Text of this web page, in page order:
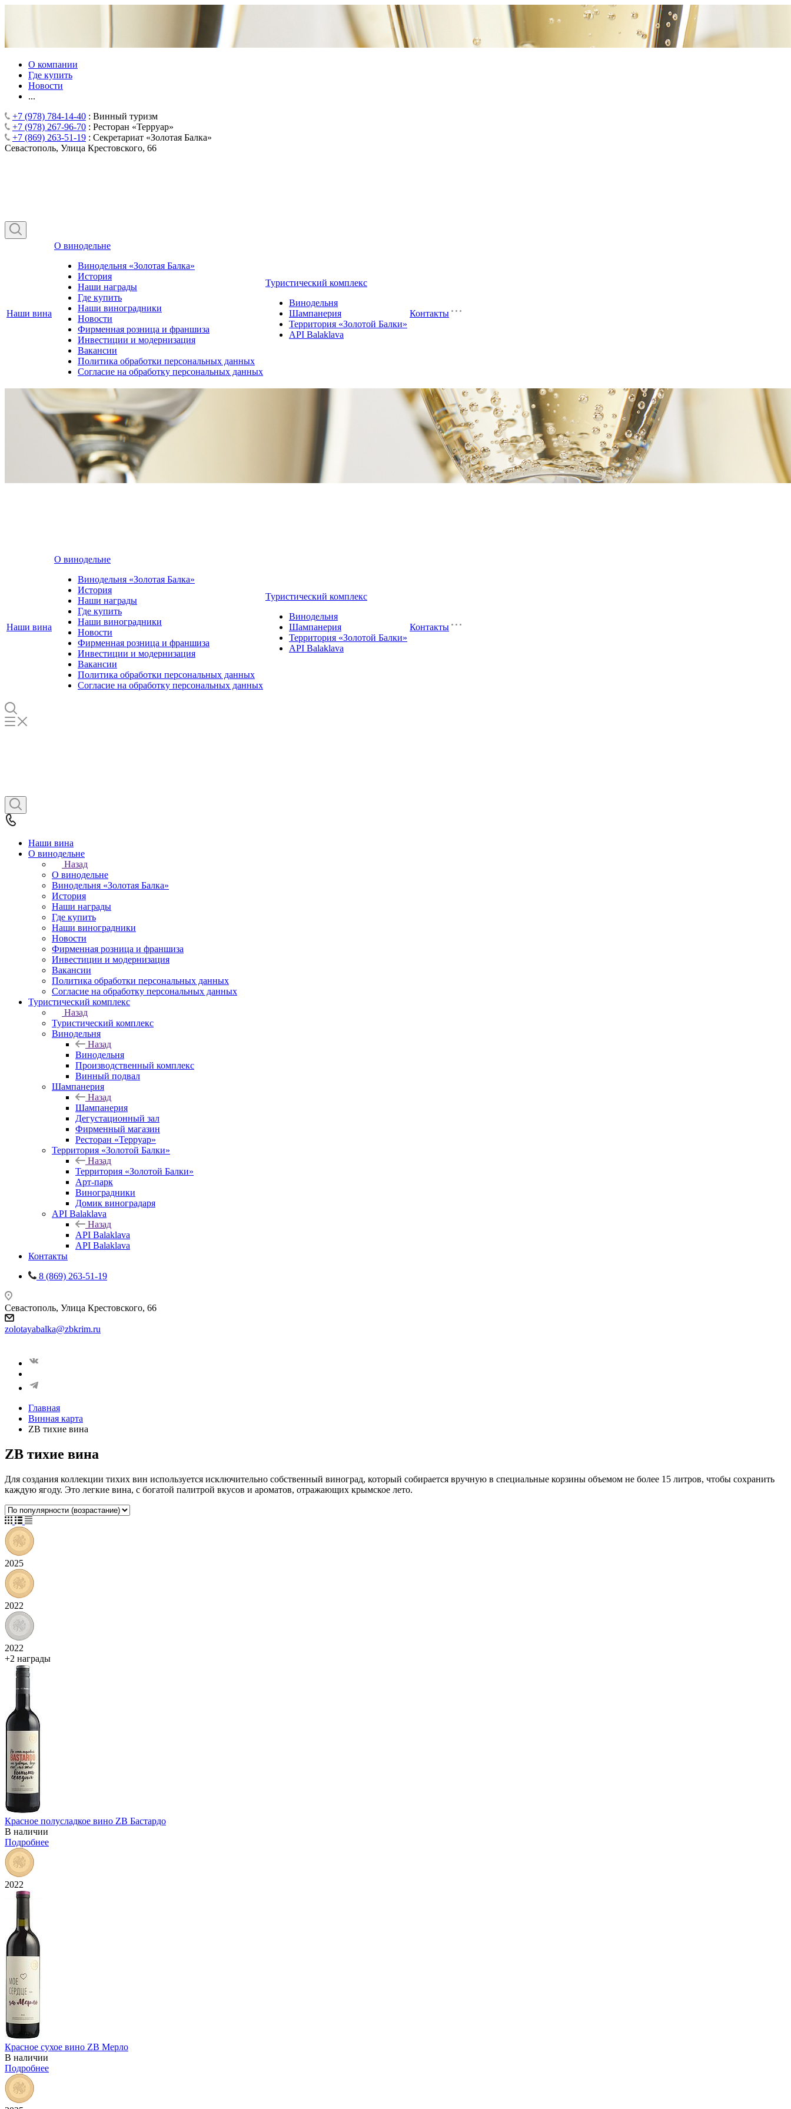
О компании
Где купить
Новости
...
+7 (978) 784-14-40 : Винный туризм
+7 (978) 267-96-70 : Ресторан «Терруар»
+7 (869) 263-51-19 : Секретариат «Золотая Балка»
Севастополь, Улица Крестовского, 66
Наши вина
О винодельне
Винодельня «Золотая Балка»
История
Наши награды
Где купить
Наши виноградники
Новости
Фирменная розница и франшиза
Инвестиции и модернизация
Вакансии
Политика обработки персональных данных
Согласие на обработку персональных данных
Туристический комплекс
Винодельня
Шампанерия
Территория «Золотой Балки»
API Balaklava
Контакты
Наши вина
О винодельне
Винодельня «Золотая Балка»
История
Наши награды
Где купить
Наши виноградники
Новости
Фирменная розница и франшиза
Инвестиции и модернизация
Вакансии
Политика обработки персональных данных
Согласие на обработку персональных данных
Туристический комплекс
Винодельня
Шампанерия
Территория «Золотой Балки»
API Balaklava
Контакты
Наши вина
О винодельне
Назад
О винодельне
Винодельня «Золотая Балка»
История
Наши награды
Где купить
Наши виноградники
Новости
Фирменная розница и франшиза
Инвестиции и модернизация
Вакансии
Политика обработки персональных данных
Согласие на обработку персональных данных
Туристический комплекс
Назад
Туристический комплекс
Винодельня
Назад
Винодельня
Производственный комплекс
Винный подвал
Шампанерия
Назад
Шампанерия
Дегустационный зал
Фирменный магазин
Ресторан «Терруар»
Территория «Золотой Балки»
Назад
Территория «Золотой Балки»
Арт-парк
Виноградники
Домик виноградаря
API Balaklava
Назад
API Balaklava
API Balaklava
Контакты
8 (869) 263-51-19
Севастополь, Улица Крестовского, 66
zolotayabalka@zbkrim.ru
Главная
Винная карта
ZB тихие вина
ZB тихие вина
Для создания коллекции тихих вин используется исключительно собственный виноград, который собирается вручную в специальные корзины объемом не более 15 литров, чтобы сохранить
каждую ягоду. Это легкие вина, с богатой палитрой вкусов и ароматов, отражающих крымское лето.
2025
2022
2022
+2 награды
Красное полусладкое вино ZB Бастардо
В наличии
Подробнее
2022
Красное сухое вино ZB Мерло
В наличии
Подробнее